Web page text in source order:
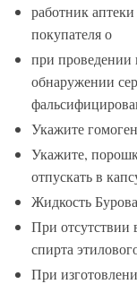
работник
покупателя о
при проведении
обнаружении
Укажите
Укажите,
отпускать в
Жидкость
При отсутствии
спирта
При